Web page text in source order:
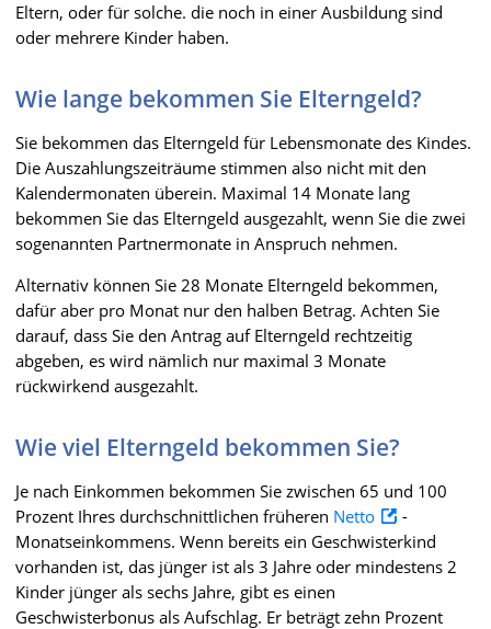
Eltern, oder für solche. die noch in einer Ausbildung sind
oder mehrere Kinder haben.
Wie lange bekommen Sie Elterngeld?
Sie bekommen das Elterngeld für Lebensmonate des Kindes.
Die Auszahlungszeiträume stimmen also nicht mit den
Kalendermonaten überein. Maximal 14 Monate lang
bekommen Sie das Elterngeld ausgezahlt, wenn Sie die zwei
sogenannten Partnermonate in Anspruch nehmen.
Alternativ können Sie 28 Monate Elterngeld bekommen,
dafür aber pro Monat nur den halben Betrag. Achten Sie
darauf, dass Sie den Antrag auf Elterngeld rechtzeitig
abgeben, es wird nämlich nur maximal 3 Monate
rückwirkend ausgezahlt.
Wie viel Elterngeld bekommen Sie?
Je nach Einkommen bekommen Sie zwischen 65 und 100
Prozent Ihres durchschnittlichen früheren Netto
-
Monatseinkommens. Wenn bereits ein Geschwisterkind
vorhanden ist, das jünger ist als 3 Jahre oder mindestens 2
Kinder jünger als sechs Jahre, gibt es einen
Geschwisterbonus als Aufschlag. Er beträgt zehn Prozent